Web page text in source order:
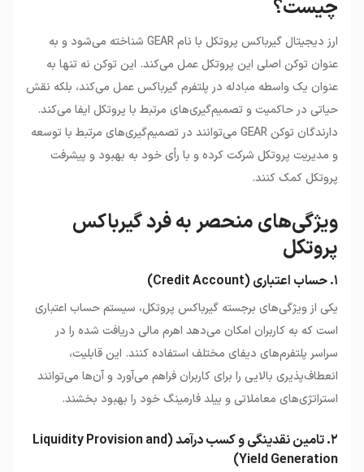
چیست؟
ارز دیجیتال گیرباکس پروتکل با نام GEAR شناخته می‌شود و به
عنوان توکن اصلی این پروتکل عمل می‌کند. این توکن نه تنها به
عنوان یک واسطه مبادله در پلتفرم گیرباکس عمل می‌کند، بلکه نقش
حیاتی در حاکمیت و تصمیم‌گیری‌های مرتبط با پروتکل ایفا می‌کند.
دارندگان توکن GEAR می‌توانند در تصمیم‌گیری‌های مرتبط با توسعه
و مدیریت پروتکل شرکت کرده و با رأی خود به بهبود و پیشرفت
پروتکل کمک کنند.
ویژگی‌های منحصر به فرد گیرباکس
پروتکل
۱. حساب اعتباری (Credit Account)
یکی از ویژگی‌های برجسته گیرباکس پروتکل، سیستم حساب اعتباری
است که به کاربران امکان می‌دهد اهرم مالی دریافت شده را در
سراسر پلتفرم‌های دیفای مختلف استفاده کنند. این قابلیت،
انعطاف‌پذیری بالایی را برای کاربران فراهم می‌آورد و آن‌ها می‌توانند
استراتژی‌های معاملاتی و ییلد فارمینگ خود را بهبود بخشند.
۲. تامین نقدینگی و کسب درآمد (Liquidity Provision and
Yield Generation)